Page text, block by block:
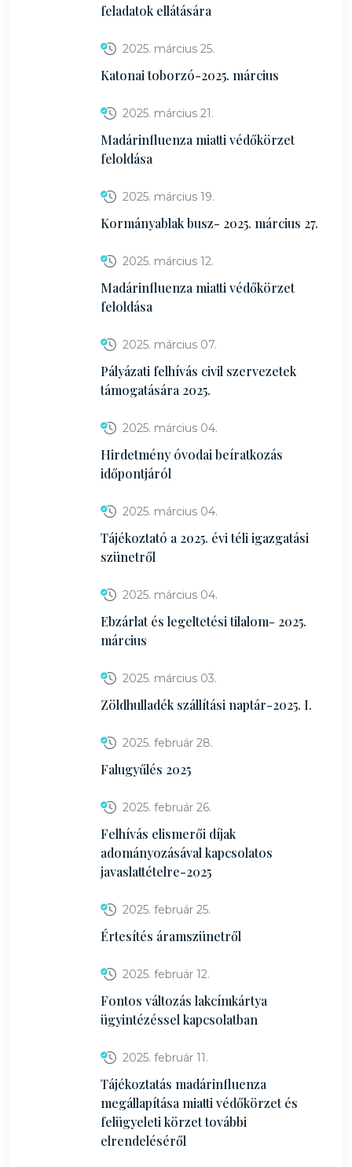
feladatok ellátására
2025. március 25.
Katonai toborzó-2025. március
2025. március 21.
Madárinfluenza miatti védőkörzet
feloldása
2025. március 19.
Kormányablak busz- 2025. március 27.
2025. március 12.
Madárinfluenza miatti védőkörzet
feloldása
2025. március 07.
Pályázati felhívás civil szervezetek
támogatására 2025.
2025. március 04.
Hirdetmény óvodai beíratkozás
időpontjáról
2025. március 04.
Tájékoztató a 2025. évi téli igazgatási
szünetről
2025. március 04.
Ebzárlat és legeltetési tilalom- 2025.
március
2025. március 03.
Zöldhulladék szállítási naptár-2025. I.
2025. február 28.
Falugyűlés 2025
2025. február 26.
Felhívás elismerői díjak
adományozásával kapcsolatos
javaslattételre-2025
2025. február 25.
Értesítés áramszünetről
2025. február 12.
Fontos változás lakcímkártya
ügyintézéssel kapcsolatban
2025. február 11.
Tájékoztatás madárinfluenza
megállapítása miatti védőkörzet és
felügyeleti körzet további
elrendeléséről